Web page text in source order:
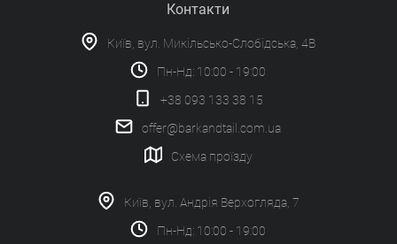
Контакти
Київ, вул. Микільсько-Слобідська, 4В
Пн-Нд: 10:00 - 19:00
+38 093 133 38 15
offer@barkandtail.com.ua
Схема проїзду
Київ, вул. Андрія Верхогляда, 7
Пн-Нд: 10:00 - 19:00